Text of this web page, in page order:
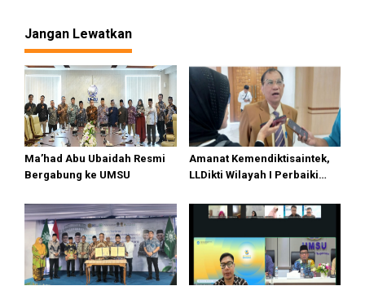
Jangan Lewatkan
Ma’had Abu Ubaidah Resmi
Bergabung ke UMSU
Amanat Kemendiktisaintek,
LLDikti Wilayah I Perbaiki
di Sumut Lakukan Merger